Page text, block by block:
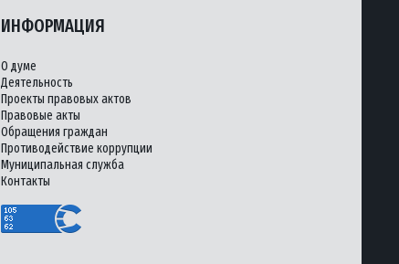
ИНФОРМАЦИЯ
О думе
Деятельность
Проекты правовых актов
Правовые акты
Обращения граждан
Противодействие коррупции
Муниципальная служба
Контакты